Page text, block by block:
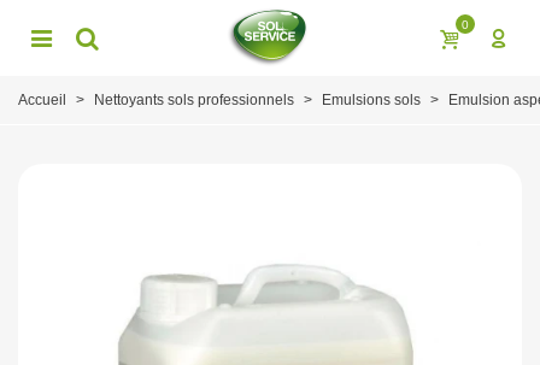
0
Accueil > Nettoyants sols professionnels > Emulsions sols > Emulsion